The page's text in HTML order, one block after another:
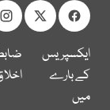
ایکسپریس
کے بارے
میں